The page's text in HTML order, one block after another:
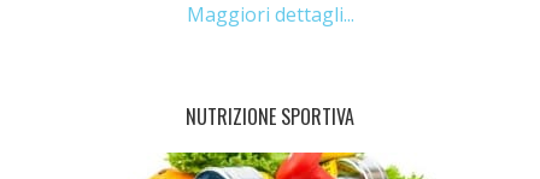
Maggiori dettagli...
NUTRIZIONE SPORTIVA